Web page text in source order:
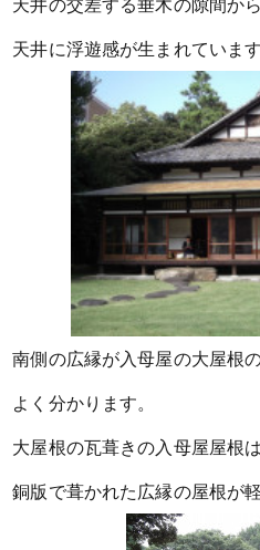
天井の交差する垂木の隙間か
天井に浮遊感が生まれています
南側の広縁が入母屋の大屋根
よく分かります。
大屋根の瓦葺きの入母屋屋根
銅版で葺かれた広縁の屋根が